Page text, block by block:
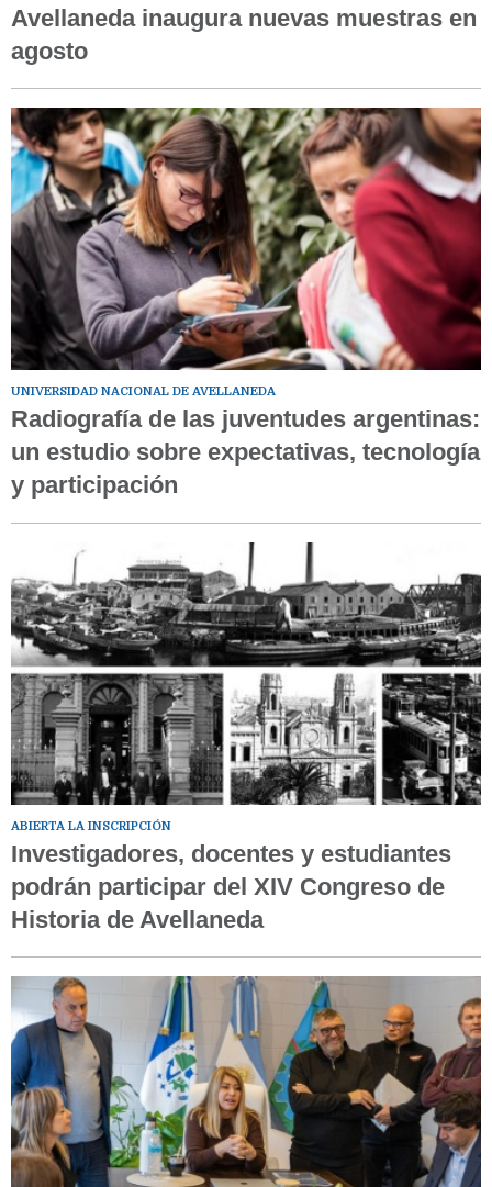
Avellaneda inaugura nuevas muestras en
agosto
UNIVERSIDAD NACIONAL DE AVELLANEDA
Radiografía de las juventudes argentinas:
un estudio sobre expectativas, tecnología
y participación
ABIERTA LA INSCRIPCIÓN
Investigadores, docentes y estudiantes
podrán participar del XIV Congreso de
Historia de Avellaneda